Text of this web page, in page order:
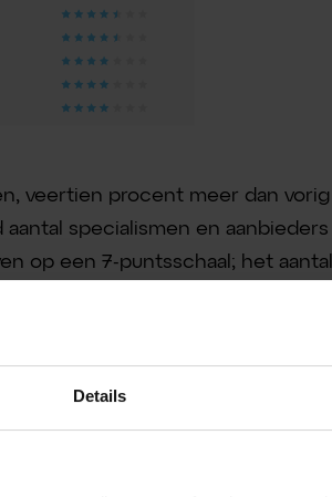
Details
veertien procent meer dan vorig
specialismen en
op een 7-puntsschaal; het